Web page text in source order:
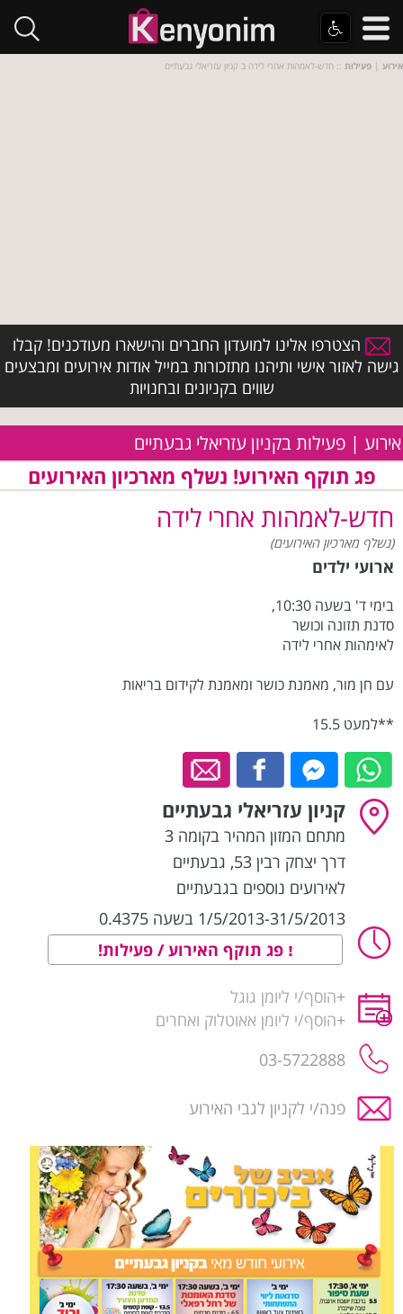
אירוע | פעילות :: חדש-לאמהות אחרי לידה ב קניון עזריאלי גבעתיים
הצטרפו אלינו למועדון החברים והישארו מעודכנים! קבלו
גישה לאזור אישי ותיהנו מתזכורות במייל אודות אירועים ומבצעים
שווים בקניונים ובחנויות
אירוע | פעילות בקניון עזריאלי גבעתיים
פג תוקף האירוע! נשלף מארכיון האירועים
חדש-לאמהות אחרי לידה
(נשלף מארכיון האירועים)
ארועי ילדים
בימי ד' בשעה 10:30,
סדנת תזונה וכושר
לאימהות אחרי לידה
עם חן מור, מאמנת כושר ומאמנת לקידום בריאות
**למעט 15.5
קניון עזריאלי גבעתיים
מתחם המזון המהיר בקומה 3
דרך יצחק רבין 53
, גבעתיים
לאירועים נוספים בגבעתיים
1/5/2013-31/5/2013 בשעה 0.4375
פג תוקף האירוע / פעילות!
+הוסף/י ליומן גוגל
+הוסף/י ליומן אאוטלוק ואחרים
03-5722888
פנה/י לקניון לגבי האירוע